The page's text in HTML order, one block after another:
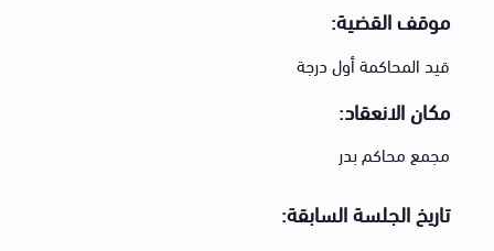
موقف القضية:
قيد المحاكمة أول درجة
مكان الانعقاد:
مجمع محاكم بدر
تاريخ الجلسة السابقة: